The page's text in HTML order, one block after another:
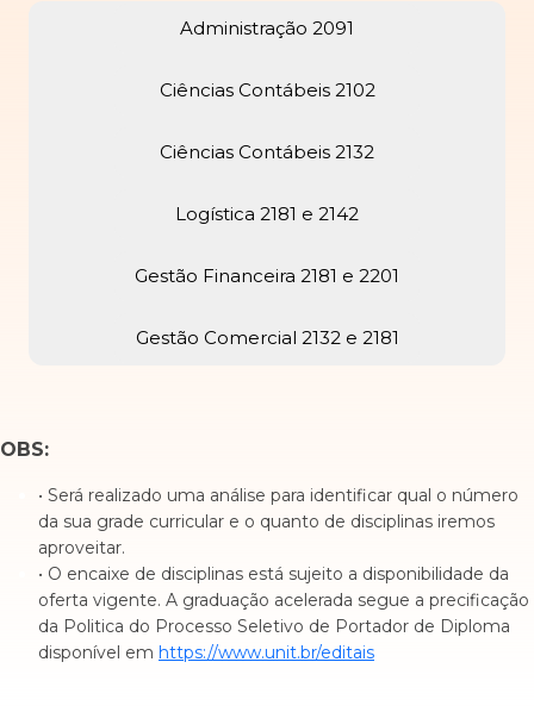
Administração 2091
Ciências Contábeis 2102
Ciências Contábeis 2132
Logística 2181 e 2142
Gestão Financeira 2181 e 2201
Gestão Comercial 2132 e 2181
OBS:
• Será realizado uma análise para identificar qual o número
da sua grade curricular e o quanto de disciplinas iremos
aproveitar.
• O encaixe de disciplinas está sujeito a disponibilidade da
oferta vigente. A graduação acelerada segue a precificação
da Politica do Processo Seletivo de Portador de Diploma
disponível em https://www.unit.br/editais